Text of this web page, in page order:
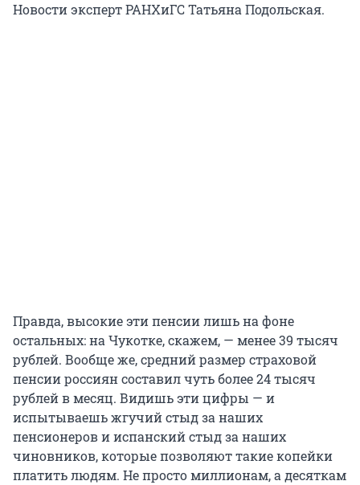
Новости эксперт РАНХиГС Татьяна Подольская.
Правда, высокие эти пенсии лишь на фоне
остальных: на Чукотке, скажем, — менее 39 тысяч
рублей. Вообще же, средний размер страховой
пенсии россиян составил чуть более 24 тысяч
рублей в месяц. Видишь эти цифры — и
испытываешь жгучий стыд за наших
пенсионеров и испанский стыд за наших
чиновников, которые позволяют такие копейки
платить людям. Не просто миллионам, а десяткам